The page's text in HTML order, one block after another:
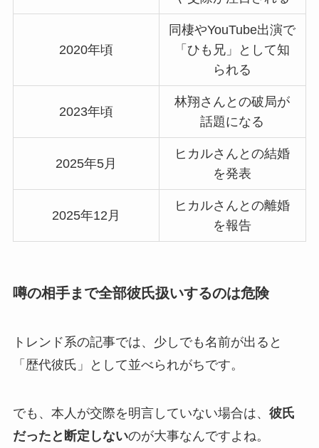
2020年頃
同棲やYouTube出演で
「ひも兄」として知
られる
2023年頃
林翔さんとの破局が
話題になる
2025年5月
ヒカルさんとの結婚
を発表
2025年12月
ヒカルさんとの離婚
を報告
噂の相手まで全部彼氏扱いするのは危険
トレンド系の記事では、少しでも名前が出ると
「歴代彼氏」として並べられがちです。
でも、本人が交際を明言していない場合は、 彼氏
だったと断定しないのが大事なんですよね。